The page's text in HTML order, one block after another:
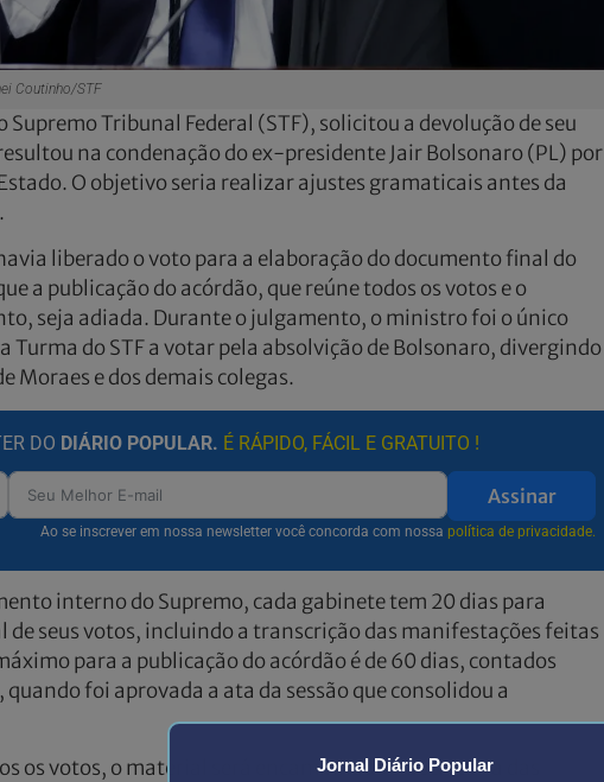
Jornal Diário Popular
Coutinho/STF
Supremo Tribunal Federal (STF), solicitou a devolução de seu
na condenação do ex-presidente Jair Bolsonaro (PL) por
O objetivo seria realizar ajustes gramaticais antes da
liberado o voto para a elaboração do documento final do
a publicação do acórdão, que reúne todos os votos e o
seja adiada. Durante o julgamento, o ministro foi o único
do STF a votar pela absolvição de Bolsonaro, divergindo
Moraes e dos demais colegas.
DO DIÁRIO POPULAR. É RÁPIDO, FÁCIL E GRATUITO !
Assinar
Ao se inscrever em nossa newsletter você concorda com nossa política de privacidade.
interno do Supremo, cada gabinete tem 20 dias para
de seus votos, incluindo a transcrição das manifestações feitas
para a publicação do acórdão é de 60 dias, contados
quando foi aprovada a ata da sessão que consolidou a
os votos, o material será encaminhado à Secretaria das